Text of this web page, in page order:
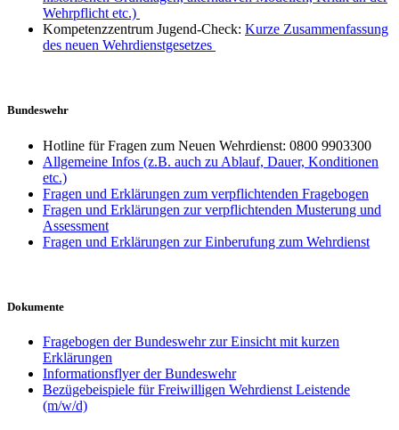
Wehrpflicht etc.)
Kompetenzzentrum Jugend-Check: Kurze Zusammenfassung
des neuen Wehrdienstgesetzes
Bundeswehr
Hotline für Fragen zum Neuen Wehrdienst: 0800 9903300
Allgemeine Infos (z.B. auch zu Ablauf, Dauer, Konditionen
etc.)
Fragen und Erklärungen zum verpflichtenden Fragebogen
Fragen und Erklärungen zur verpflichtenden Musterung und
Assessment
Fragen und Erklärungen zur Einberufung zum Wehrdienst
Dokumente
Fragebogen der Bundeswehr zur Einsicht mit kurzen
Erklärungen
Informationsflyer der Bundeswehr
Bezügebeispiele für Freiwilligen Wehrdienst Leistende
(m/w/d)